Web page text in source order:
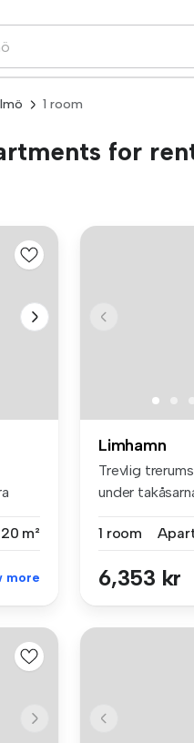
1 room
for
20 m²
more
Limhamn
Trevlig
under
1 room
6,353 kr